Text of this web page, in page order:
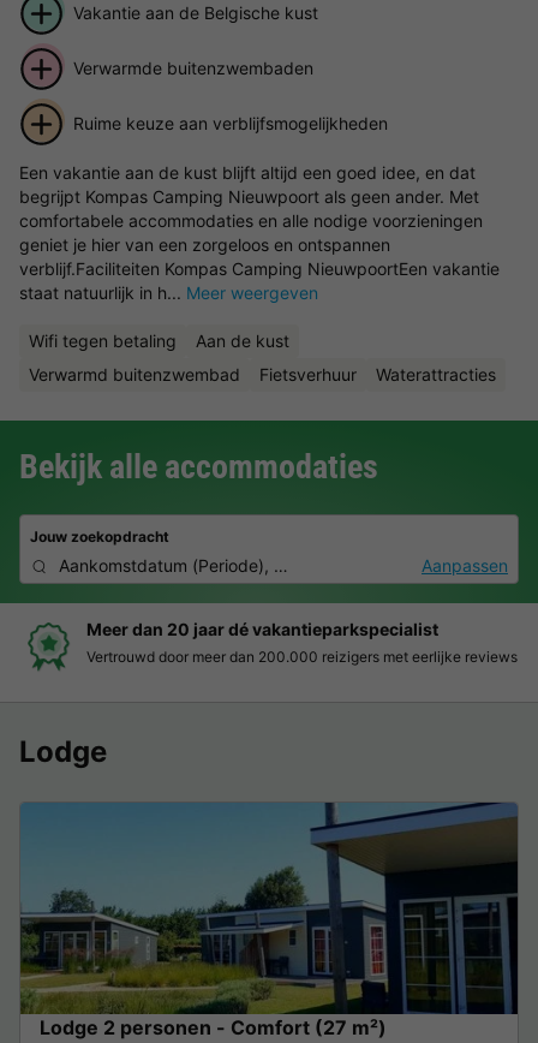
Vakantie aan de Belgische kust
Verwarmde buitenzwembaden
Ruime keuze aan verblijfsmogelijkheden
Een vakantie aan de kust blijft altijd een goed idee, en dat
begrijpt Kompas Camping Nieuwpoort als geen ander. Met
comfortabele accommodaties en alle nodige voorzieningen
geniet je hier van een zorgeloos en ontspannen
verblijf.Faciliteiten Kompas Camping NieuwpoortEen vakantie
staat natuurlijk in h... Meer weergeven
Wifi tegen betaling
Aan de kust
Verwarmd buitenzwembad
Fietsverhuur Waterattracties
Bekijk alle accommodaties
Jouw zoekopdracht
Aankomstdatum (Periode), 2 personen, 0 huisdierAanpassen
Boek eenvoudig en zonder stress
Duidelijke prijzen, moeiteloos boeken en veilige betaalomgeving
Lodge
Lodge 2 personen - Comfort (27 m²)